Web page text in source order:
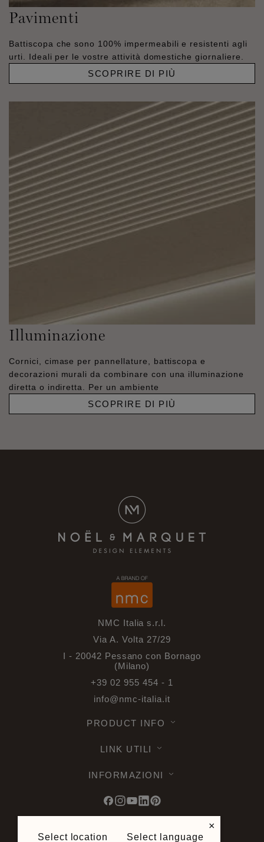
Pavimenti
Battiscopa che sono 100% impermeabili e resistenti agli
urti. Ideali per le vostre attività domestiche giornaliere.
SCOPRIRE DI PIÙ
Illuminazione
Cornici, cimase per pannellature, battiscopa e
decorazioni murali da combinare con una illuminazione
diretta o indiretta. Per un ambiente
SCOPRIRE DI PIÙ
NMC Italia s.r.l.
Via A. Volta 27/29
I - 20042 Pessano con Bornago
(Milano)
+39 02 955 454 - 1
info@nmc-italia.it
PRODUCT INFO
LINK UTILI
INFORMAZIONI
×
Select location Select language